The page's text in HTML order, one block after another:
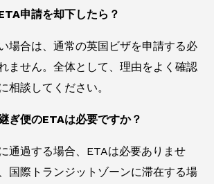
申請を却下したら？
場合は、通常の英国ビザを申請する必
ません。全体として、理由をよく確認
相談してください。
ぎ便のETAは必要ですか？
通過する場合、ETAは必要ありませ
国際トランジットゾーンに滞在する場